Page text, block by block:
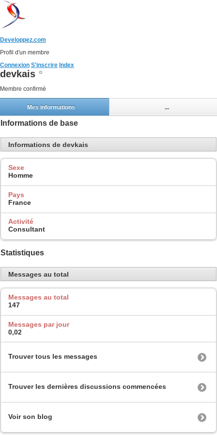
Developpez.com
Profil d'un membre
Connexion S'inscrire Index
devkais
Membre confirmé
Mes informations ...
Informations de base
Informations de devkais
Sexe
Homme
Pays
France
Activité
Consultant
Statistiques
Messages au total
Messages au total
147
Messages par jour
0,02
Trouver tous les messages
Trouver les dernières discussions commencées
Voir son blog